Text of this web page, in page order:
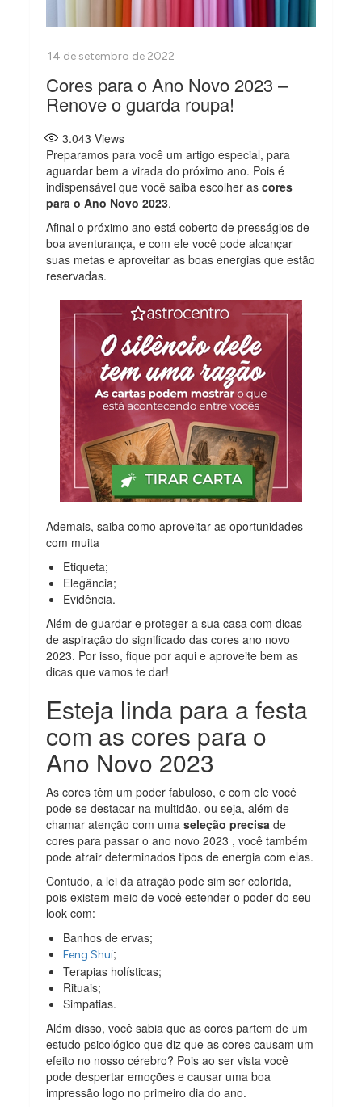
Cores para o Ano Novo 2023 –
Renove o guarda roupa!
3.043 Views
Preparamos para você um artigo especial, para
aguardar bem a virada do próximo ano. Pois é
indispensável que você saiba escolher ascores
para o Ano Novo 2023.
Afinal o próximo ano está coberto de presságios de
boa aventurança, e com ele você pode alcançar
suas metas e aproveitar as boas energias que estão
reservadas.
Ademais, saiba como aproveitar as oportunidades
com muita
Etiqueta;
Elegância;
Evidência.
Além de guardar e proteger a sua casa com dicas
de aspiração do significado das cores ano novo
2023. Por isso, fique por aqui e aproveite bem as
dicas que vamos te dar!
Esteja linda para a festa
com as cores para o
Ano Novo 2023
As cores têm um poder fabuloso, e com ele você
pode se destacar na multidão, ou seja, além de
chamar atenção com uma seleção precisa de
cores para passar o ano novo 2023 , você também
pode atrair determinados tipos de energia com elas.
Contudo, a lei da atração pode sim ser colorida,
pois existem meio de você estender o poder do seu
look com:
Banhos de ervas;
Feng Shui;
Terapias holísticas;
Rituais;
Simpatias.
Além disso, você sabia que as cores partem de um
estudo psicológico que diz que as cores causam um
efeito no nosso cérebro? Pois ao ser vista você
pode despertar emoções e causar uma boa
impressão logo no primeiro dia do ano.